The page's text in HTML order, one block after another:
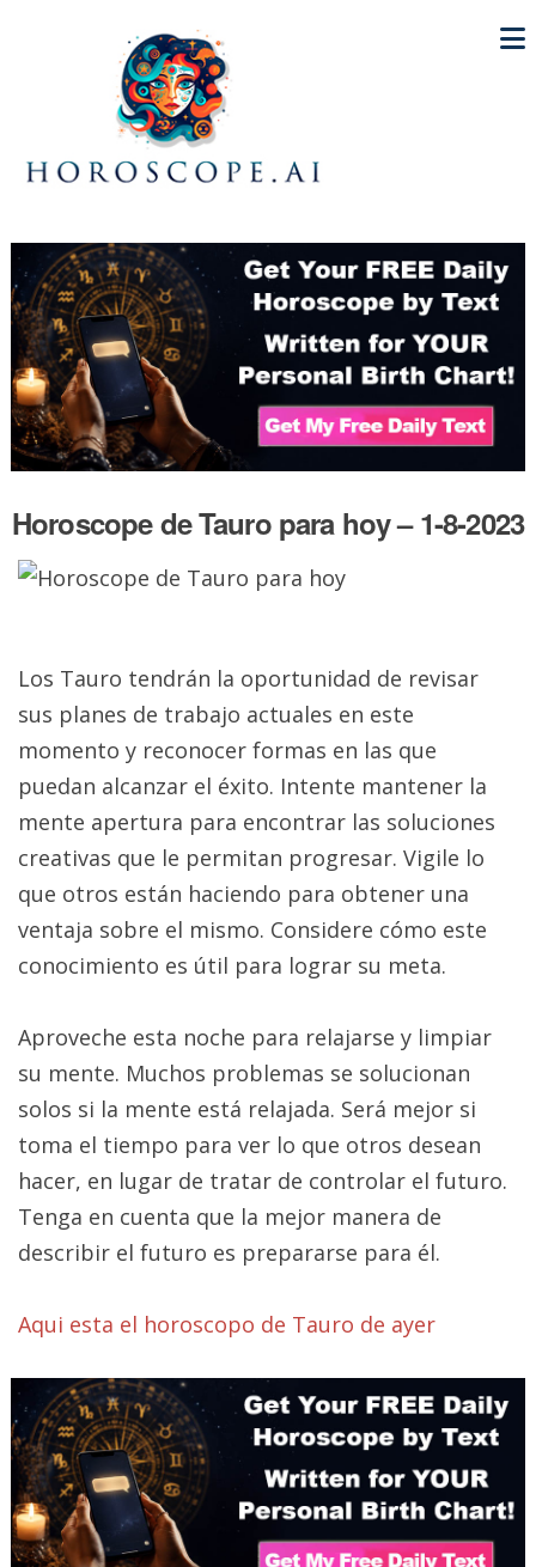
Horoscope de Tauro para hoy – 1-8-2023
Los Tauro tendrán la oportunidad de revisar
sus planes de trabajo actuales en este
momento y reconocer formas en las que
puedan alcanzar el éxito. Intente mantener la
mente apertura para encontrar las soluciones
creativas que le permitan progresar. Vigile lo
que otros están haciendo para obtener una
ventaja sobre el mismo. Considere cómo este
conocimiento es útil para lograr su meta.
Aproveche esta noche para relajarse y limpiar
su mente. Muchos problemas se solucionan
solos si la mente está relajada. Será mejor si
toma el tiempo para ver lo que otros desean
hacer, en lugar de tratar de controlar el futuro.
Tenga en cuenta que la mejor manera de
describir el futuro es prepararse para él.
Aqui esta el horoscopo de Tauro de ayer